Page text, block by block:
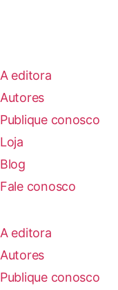
A editora
Autores
Publique conosco
Loja
Blog
Fale conosco
A editora
Autores
Publique conosco